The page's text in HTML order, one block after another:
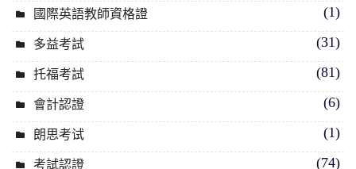
國際英語教師資格證 (1)
多益考試 (31)
托福考試 (81)
會計認證 (6)
朗思考试 (1)
考試認證 (74)